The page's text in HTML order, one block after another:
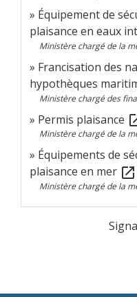
Équipement de
plaisance en eaux
Ministère chargé de la
Francisation des
hypothèques
Ministère chargé des
Permis plaisance
Ministère chargé de la
Équipements de
plaisance en mer open_in_new
Ministère chargé de la